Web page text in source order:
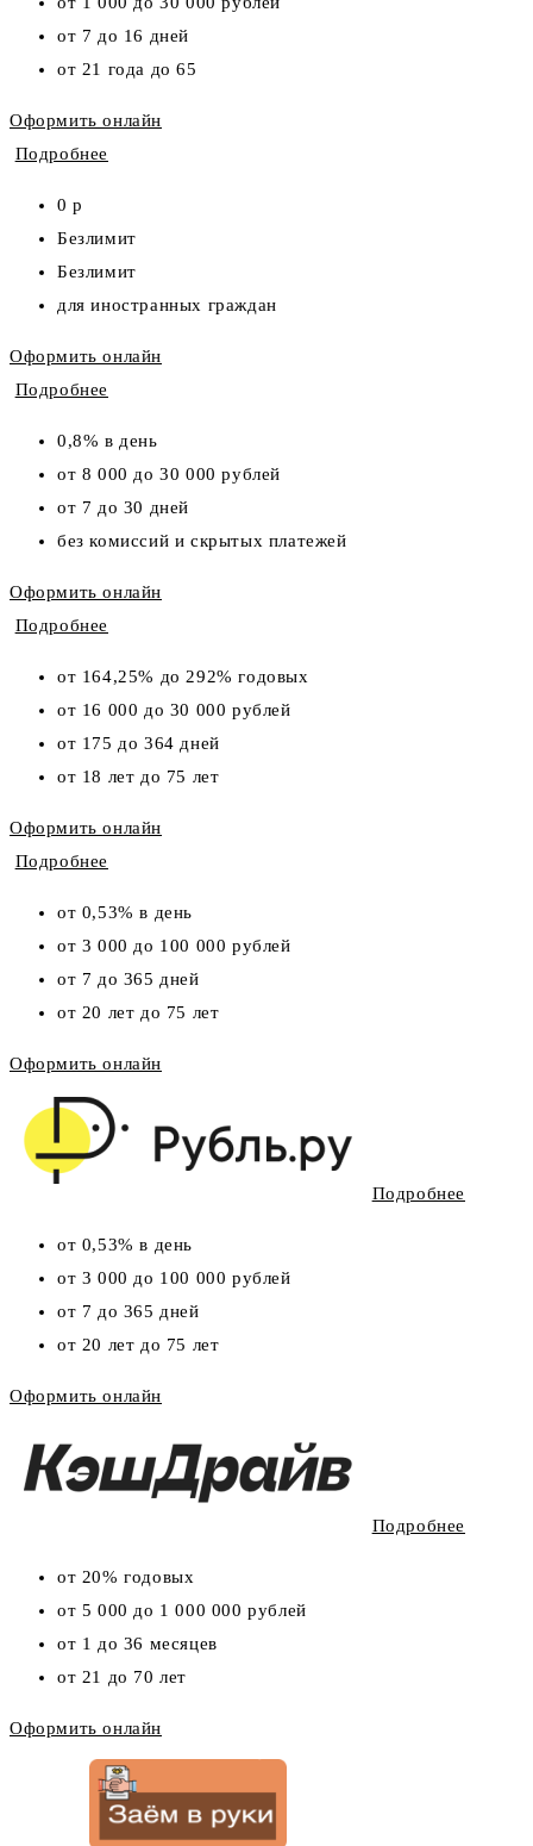
от 7 до 16 дней
от 21 года до 65
Оформить онлайн
Подробнее
0 р
Безлимит
Безлимит
для иностранных граждан
Оформить онлайн
Подробнее
0,8% в день
от 8 000 до 30 000 рублей
от 7 до 30 дней
без комиссий и скрытых платежей
Оформить онлайн
Подробнее
от 164,25% до 292% годовых
от 16 000 до 30 000 рублей
от 175 до 364 дней
от 18 лет до 75 лет
Оформить онлайн
Подробнее
от 0,53% в день
от 3 000 до 100 000 рублей
от 7 до 365 дней
от 20 лет до 75 лет
Оформить онлайн
Подробнее
от 0,53% в день
от 3 000 до 100 000 рублей
от 7 до 365 дней
от 20 лет до 75 лет
Оформить онлайн
Подробнее
от 20% годовых
от 5 000 до 1 000 000 рублей
от 1 до 36 месяцев
от 21 до 70 лет
Оформить онлайн